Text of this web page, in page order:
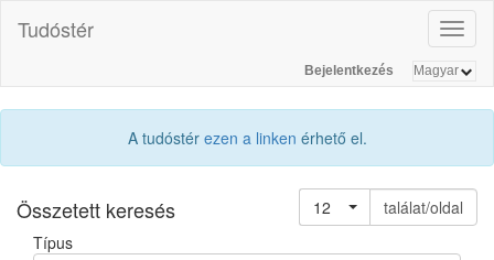
Tudóstér
Bejelentkezés
A tudóstér ezen a linken érhető el.
Összetett keresés 12
találat/oldal
Típus